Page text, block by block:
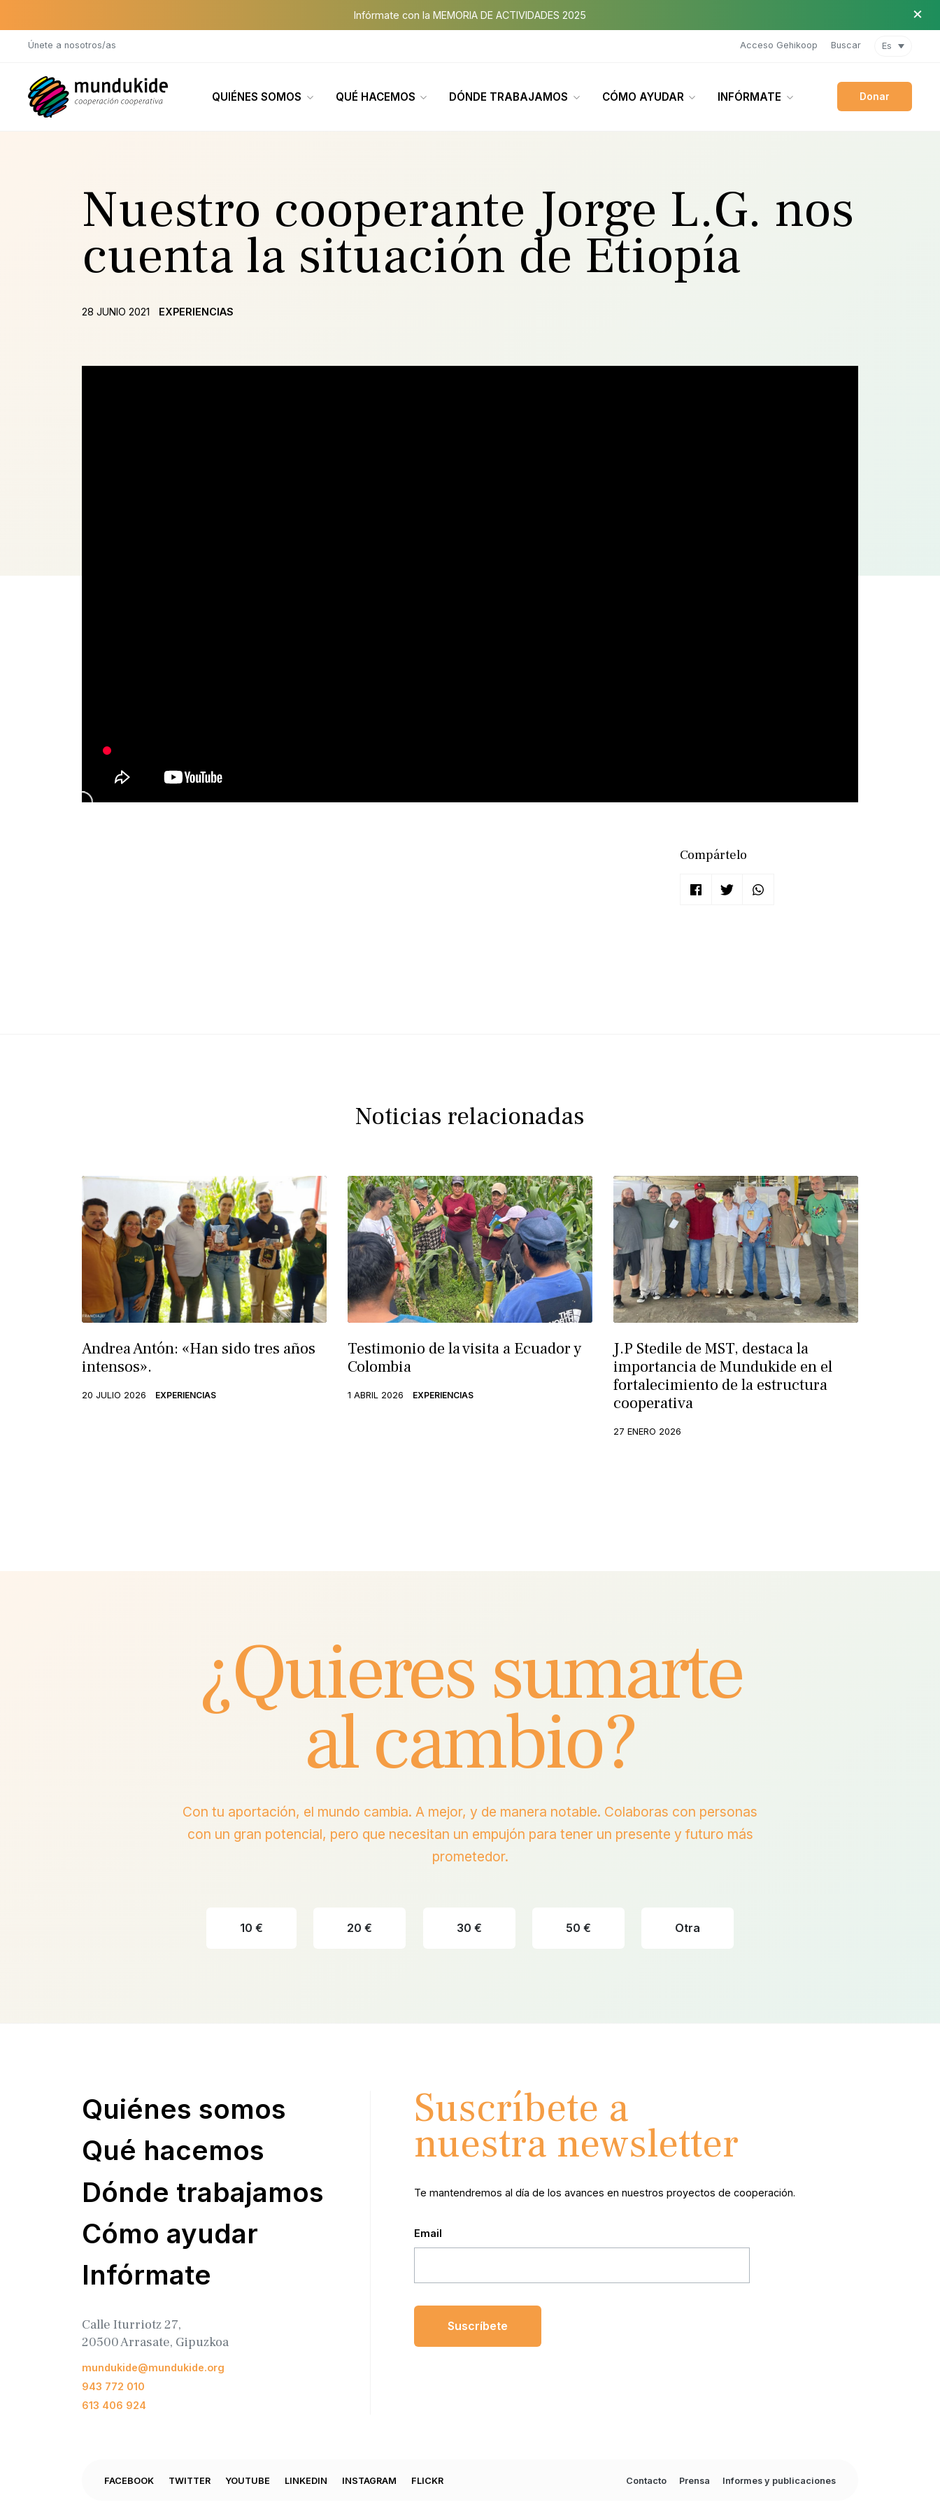
Infórmate con la MEMORIA DE ACTIVIDADES 2025 ×
Donar
QUIÉNES SOMOS QUÉ HACEMOS DÓNDE TRABAJAMOS CÓMO AYUDAR INFÓRMATE
Únete a nosotros/as Acceso Gehikoop Buscar Es
Nuestro cooperante Jorge L.G. nos
cuenta la situación de Etiopía
28 JUNIO 2021 EXPERIENCIAS
Compártelo
Noticias relacionadas
Andrea Antón: «Han sido tres años
intensos».
20 JULIO 2026 EXPERIENCIAS
Testimonio de la visita a Ecuador y
Colombia
1 ABRIL 2026 EXPERIENCIAS
J.P Stedile de MST, destaca la
importancia de Mundukide en el
fortalecimiento de la estructura
cooperativa
27 ENERO 2026
¿Quieres sumarte
al cambio?
Con tu aportación, el mundo cambia. A mejor, y de manera notable. Colaboras con personas
con un gran potencial, pero que necesitan un empujón para tener un presente y futuro más
prometedor.
10 € 20 € 30 € 50 € Otra
Quiénes somos
Qué hacemos
Dónde trabajamos
Cómo ayudar
Infórmate
Calle Iturriotz 27,
20500 Arrasate, Gipuzkoa
mundukide@mundukide.org
943 772 010
613 406 924
Suscríbete a
nuestra newsletter
Te mantendremos al día de los avances en nuestros proyectos de cooperación.
Email
FACEBOOK TWITTER YOUTUBE LINKEDIN INSTAGRAM FLICKR Contacto Prensa Informes y publicaciones